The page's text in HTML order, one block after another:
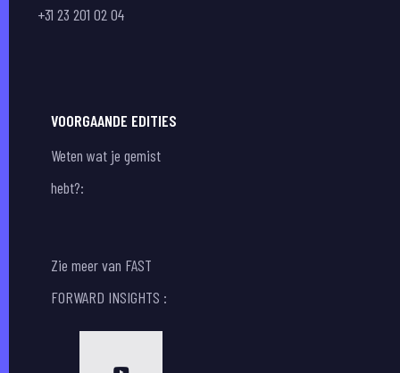
+31 23 201 02 04
VOORGAANDE EDITIES
Weten wat je gemist
hebt?:
Zie meer van FAST
FORWARD INSIGHTS :